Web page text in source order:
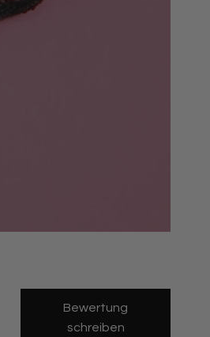
Bewertung
schreiben